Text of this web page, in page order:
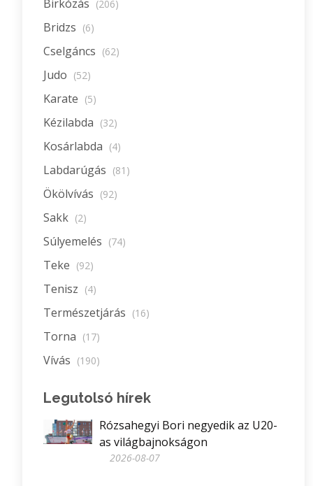
Birkózás (206)
Bridzs (6)
Cselgáncs (62)
Judo (52)
Karate (5)
Kézilabda (32)
Kosárlabda (4)
Labdarúgás (81)
Ökölvívás (92)
Sakk (2)
Súlyemelés (74)
Teke (92)
Tenisz (4)
Természetjárás (16)
Torna (17)
Vívás (190)
Legutolsó hírek
Rózsahegyi Bori negyedik az U20-
as világbajnokságon
2026-08-07